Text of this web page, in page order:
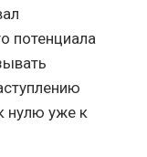
потенциала
нулю уже к